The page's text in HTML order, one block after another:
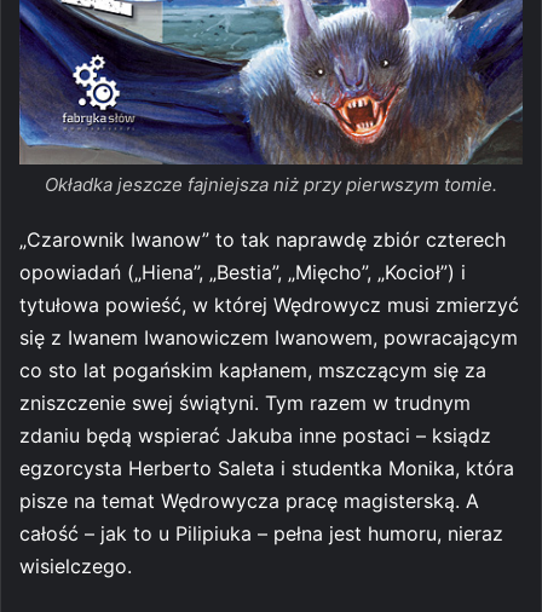
Okładka jeszcze fajniejsza niż przy pierwszym tomie.
„Czarownik Iwanow” to tak naprawdę zbiór czterech
opowiadań („Hiena”, „Bestia”, „Mięcho”, „Kocioł”) i
tytułowa powieść, w której Wędrowycz musi zmierzyć
się z Iwanem Iwanowiczem Iwanowem, powracającym
co sto lat pogańskim kapłanem, mszczącym się za
zniszczenie swej świątyni. Tym razem w trudnym
zdaniu będą wspierać Jakuba inne postaci – ksiądz
egzorcysta Herberto Saleta i studentka Monika, która
pisze na temat Wędrowycza pracę magisterską. A
całość – jak to u Pilipiuka – pełna jest humoru, nieraz
wisielczego.